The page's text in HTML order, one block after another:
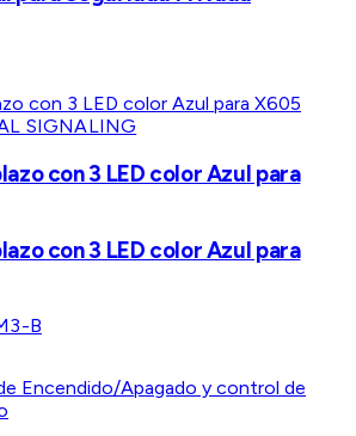
SIGNALING
con 3 LED color Azul para
con 3 LED color Azul para
B